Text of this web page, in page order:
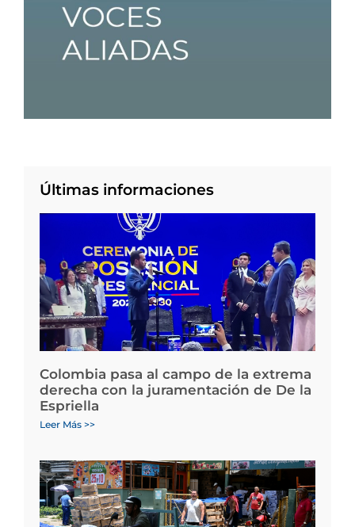
Últimas informaciones
Colombia pasa al campo de la extrema
derecha con la juramentación de De la
Espriella
Leer Más >>